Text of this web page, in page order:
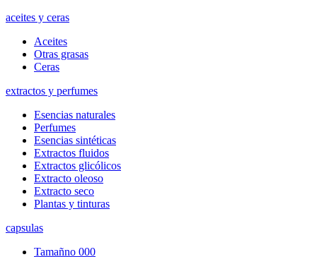
aceites y ceras
Aceites
Otras grasas
Ceras
extractos y perfumes
Esencias naturales
Perfumes
Esencias sintéticas
Extractos fluidos
Extractos glicólicos
Extracto oleoso
Extracto seco
Plantas y tinturas
capsulas
Tamañno 000